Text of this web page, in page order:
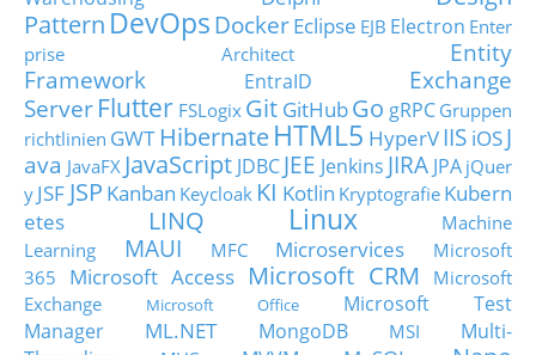
Pattern DevOps DockerEclipse EJB Electron Enter
prise Architect
Entity
Framework
EntraID
Exchange
Server Flutter FSLogix Git GitHubGo gRPC Gruppen
richtlinien GWT HibernateHTML5 HyperVIIS iOSJ
ava JavaFX JavaScript JDBC JEE Jenkins JIRA JPA jQuer
y JSF JSP Kanban Keycloak KI Kotlin Kryptografie Kubern
etes
LINQ Linux
Machine
Learning
MAUI MFC Microservices
Microsoft
365
Microsoft Access Microsoft CRM
Microsoft
Exchange
Microsoft Office
Microsoft Test
Manager
ML.NET MongoDB MSI
Multi-